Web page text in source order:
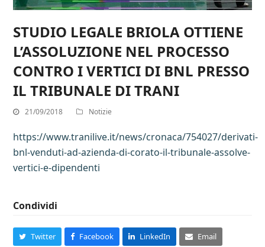
STUDIO LEGALE BRIOLA OTTIENE
L’ASSOLUZIONE NEL PROCESSO
CONTRO I VERTICI DI BNL PRESSO
IL TRIBUNALE DI TRANI
21/09/2018 Notizie
https://www.tranilive.it/news/cronaca/754027/derivati-
bnl-venduti-ad-azienda-di-corato-il-tribunale-assolve-
vertici-e-dipendenti
Condividi
Twitter Facebook LinkedIn Email